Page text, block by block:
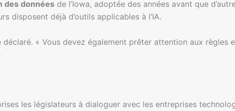
des données de l’Iowa, adoptée des années avant que
disposent déjà d’outils applicables à l’IA.
« Vous devez également prêter attention aux règles
les législateurs à dialoguer avec les entreprises